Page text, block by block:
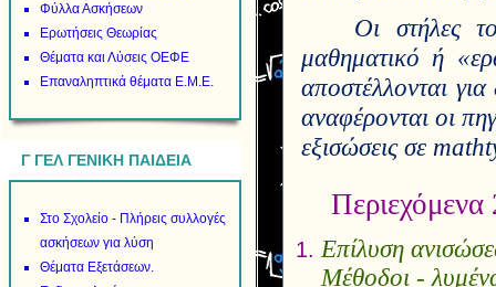
Φύλλα Ασκήσεων
Ερωτήσεις Θεωρίας
Θέματα και Λύσεις ΟΕΦΕ
Επαναληπτικά θέματα Ε.Μ.Ε.
Γ ΓΕΛ ΓΕΝΙΚΗ ΠΑΙΔΕΙΑ
Στο Σχολείο - Πλήρεις συλλογές
ασκήσεων για λύση
Θέματα Εξετάσεων.
Οι στήλες
μαθηματικό ή
αποστέλλονται
αναφέρονται οι
εξισώσεις σε
Επίλυση
Μέθοδοι